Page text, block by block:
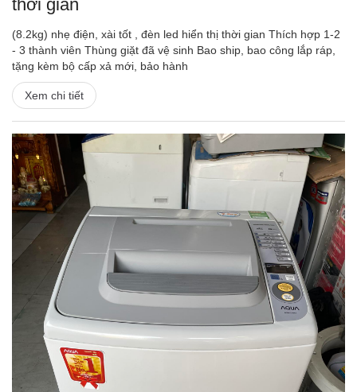
thời gian
(8.2kg) nhẹ điện, xài tốt , đèn led hiển thị thời gian Thích hợp 1-2
- 3 thành viên Thùng giặt đã vệ sinh Bao ship, bao công lắp ráp,
tặng kèm bộ cấp xả mới, bảo hành
Xem chi tiết